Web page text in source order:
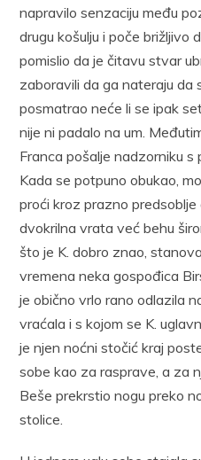
napravilo senzaciju među
drugu košulju i poče brižljivo
pomislio da je čitavu stvar
zaboravili da ga nateraju da
posmatrao neće li se ipak
nije ni padalo na um.
Franca pošalje nadzorniku s
Kada se potpuno obukao,
proći kroz prazno predsoblje
dvokrilna vrata već behu
što je K. dobro znao,
vremena neka gospođica
je obično vrlo rano odlazila
vraćala i s kojom se K.
je njen noćni stočić kraj
sobe kao za rasprave, a za
Beše prekrstio nogu preko
stolice.